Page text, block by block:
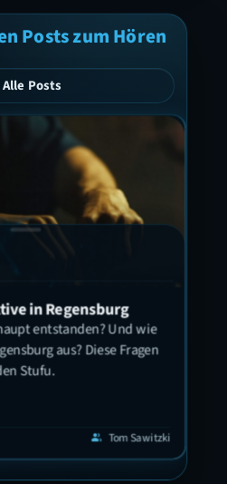
Posts zum Hören
Alle Posts
in Regensburg
entstanden? Und wie
aus? Diese Fragen
Stufu.
group Tom Sawitzki